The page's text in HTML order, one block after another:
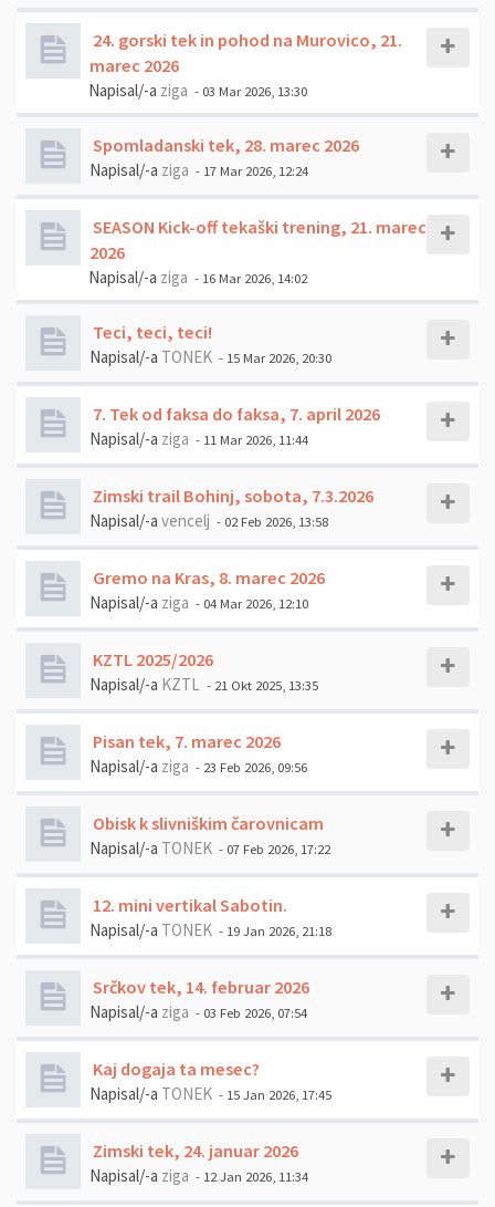
24. gorski tek in pohod na Murovico, 21.
marec 2026
Napisal/-a ziga - 03 Mar 2026, 13:30
Spomladanski tek, 28. marec 2026
Napisal/-a ziga - 17 Mar 2026, 12:24
SEASON Kick-off tekaški trening, 21. marec
2026
Napisal/-a ziga - 16 Mar 2026, 14:02
Teci, teci, teci!
Napisal/-a TONEK - 15 Mar 2026, 20:30
7. Tek od faksa do faksa, 7. april 2026
Napisal/-a ziga - 11 Mar 2026, 11:44
Zimski trail Bohinj, sobota, 7.3.2026
Napisal/-a vencelj - 02 Feb 2026, 13:58
Gremo na Kras, 8. marec 2026
Napisal/-a ziga - 04 Mar 2026, 12:10
KZTL 2025/2026
Napisal/-a KZTL - 21 Okt 2025, 13:35
Pisan tek, 7. marec 2026
Napisal/-a ziga - 23 Feb 2026, 09:56
Obisk k slivniškim čarovnicam
Napisal/-a TONEK - 07 Feb 2026, 17:22
12. mini vertikal Sabotin.
Napisal/-a TONEK - 19 Jan 2026, 21:18
Srčkov tek, 14. februar 2026
Napisal/-a ziga - 03 Feb 2026, 07:54
Kaj dogaja ta mesec?
Napisal/-a TONEK - 15 Jan 2026, 17:45
Zimski tek, 24. januar 2026
Napisal/-a ziga - 12 Jan 2026, 11:34